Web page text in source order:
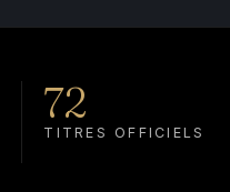
72
TITRES OFFICIELS